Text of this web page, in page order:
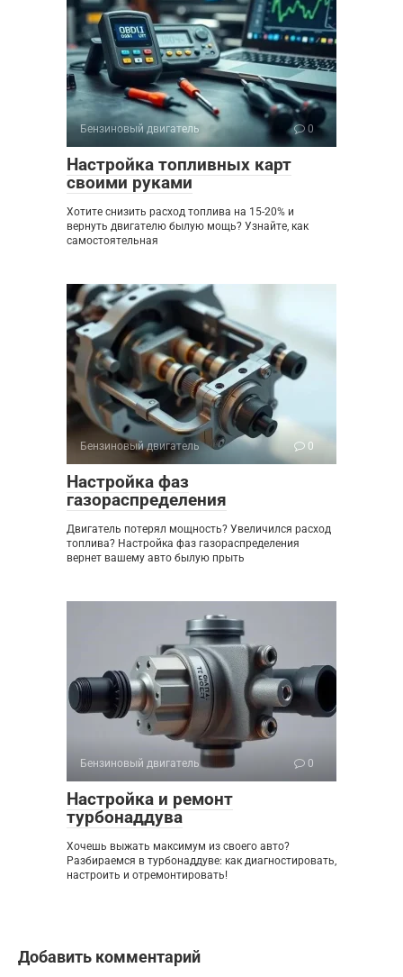
Бензиновый двигатель 0
Настройка топливных карт
своими руками
Хотите снизить расход топлива на 15-20% и
вернуть двигателю былую мощь? Узнайте, как
самостоятельная
Бензиновый двигатель 0
Настройка фаз
газораспределения
Двигатель потерял мощность? Увеличился расход
топлива? Настройка фаз газораспределения
вернет вашему авто былую прыть
Бензиновый двигатель 0
Настройка и ремонт
турбонаддува
Хочешь выжать максимум из своего авто?
Разбираемся в турбонаддуве: как диагностировать,
настроить и отремонтировать!
Добавить комментарий